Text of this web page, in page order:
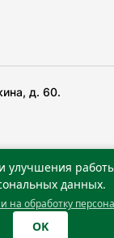
д. 60.
тайпаштеи
данных.
на обработку
OK